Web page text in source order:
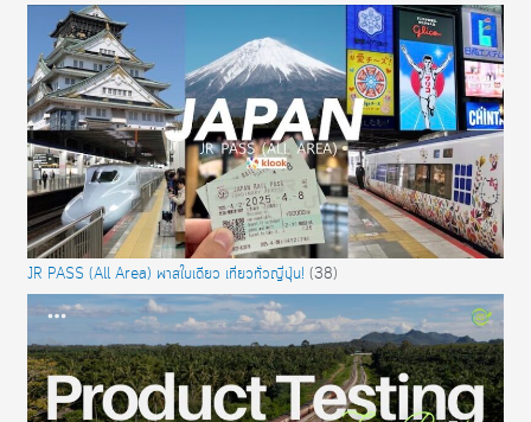
JR PASS (All Area) พาสใบเดียว เที่ยวทั่วญี่ปุ่น! (38)